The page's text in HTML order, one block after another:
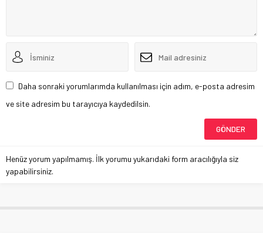
Daha sonraki yorumlarımda kullanılması için adım, e-posta adresim
ve site adresim bu tarayıcıya kaydedilsin.
Henüz yorum yapılmamış. İlk yorumu yukarıdaki form aracılığıyla siz
yapabilirsiniz.